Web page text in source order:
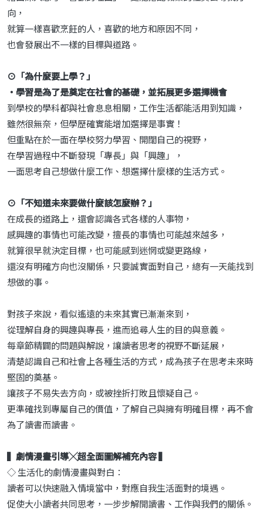
向，
就算一樣喜歡烹飪的人，喜歡的地方和原因不同，
也會發展出不一樣的目標與道路。
⊙「為什麼要上學？」
‧學習是為了是奠定在社會的基礎，並拓展更多選擇機會
到學校的學科都與社會息息相關，工作生活都能活用到知識，
雖然很無奈，但學歷確實能增加選擇是事實！
但重點在於一面在學校努力學習、開闊自己的視野，
在學習過程中不斷發現「專長」與「興趣」，
一面思考自己想做什麼工作、想選擇什麼樣的生活方式。
⊙「不知道未來要做什麼該怎麼辦？」
在成長的道路上，還會認識各式各樣的人事物，
感興趣的事情也可能改變，擅長的事情也可能越來越多，
就算很早就決定目標，也可能感到迷惘或變更路線，
還沒有明確方向也沒關係，只要誠實面對自己，總有一天能找到
想做的事。
對孩子來說，看似遙遠的未來其實已漸漸來到，
從理解自身的興趣與專長，進而追尋人生的目的與意義。
每章節精闢的問題與解說，讓讀者思考的視野不斷延展，
清楚認識自己和社會上各種生活的方式，成為孩子在思考未來時
堅固的奠基。
讓孩子不易失去方向，或被挫折打敗且懷疑自己。
更準確找到專屬自己的價值，了解自己與擁有明確目標，再不會
為了讀書而讀書。
▍劇情漫畫引導╳超全面圖解補充內容 ▍
◇ 生活化的劇情漫畫與對白：
讀者可以快速融入情境當中，對應自我生活面對的境遇。
促使大小讀者共同思考，一步步解開讀書、工作與我們的關係。